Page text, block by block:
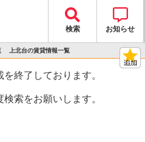
検索 お知らせ
上北台の賃貸情報一覧
終了しております。
索をお願いします。